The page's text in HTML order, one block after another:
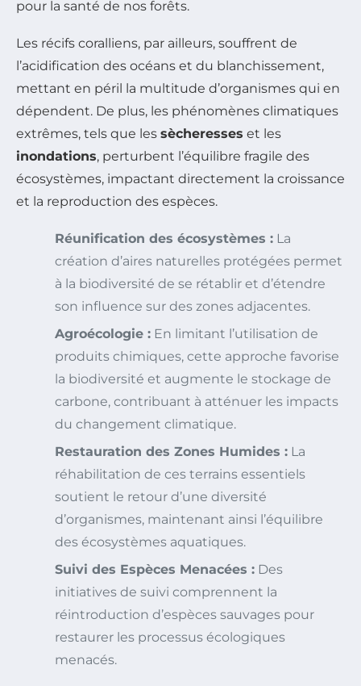
pour la santé de nos forêts.
Les récifs coralliens, par ailleurs, souffrent de
l’acidification des océans et du blanchissement,
mettant en péril la multitude d’organismes qui en
dépendent. De plus, les phénomènes climatiques
extrêmes, tels que les sècheresses et les
inondations, perturbent l’équilibre fragile des
écosystèmes, impactant directement la croissance
et la reproduction des espèces.
Réunification des écosystèmes : La
création d’aires naturelles protégées permet
à la biodiversité de se rétablir et d’étendre
son influence sur des zones adjacentes.
Agroécologie : En limitant l’utilisation de
produits chimiques, cette approche favorise
la biodiversité et augmente le stockage de
carbone, contribuant à atténuer les impacts
du changement climatique.
Restauration des Zones Humides : La
réhabilitation de ces terrains essentiels
soutient le retour d’une diversité
d’organismes, maintenant ainsi l’équilibre
des écosystèmes aquatiques.
Suivi des Espèces Menacées : Des
initiatives de suivi comprennent la
réintroduction d’espèces sauvages pour
restaurer les processus écologiques
menacés.